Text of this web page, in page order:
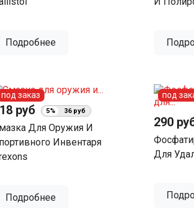
Подробнее
руб 5% 36 руб
Для Оружия И
Инвентаря
Подробнее
под заказ
290
Для
под